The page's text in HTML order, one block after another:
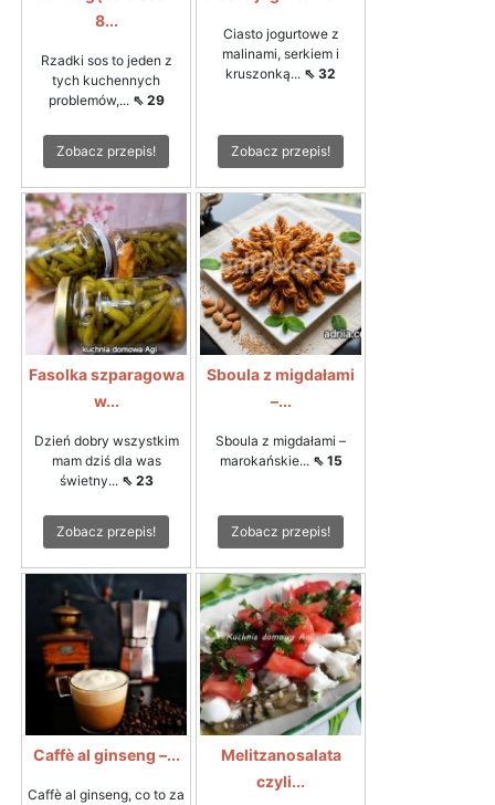
8...
Rzadki sos to jeden z
tych kuchennych
problemów,... ⇖ 29
Zobacz przepis!
Ciasto jogurtowe z
malinami, serkiem i
kruszonką... ⇖ 32
Zobacz przepis!
Fasolka szparagowa
w...
Dzień dobry wszystkim
mam dziś dla was
świetny... ⇖ 23
Zobacz przepis!
Sboula z migdałami
–...
Sboula z migdałami –
marokańskie... ⇖ 15
Zobacz przepis!
Caffè al ginseng –...
Caffè al ginseng, co to za
Melitzanosalata
czyli...